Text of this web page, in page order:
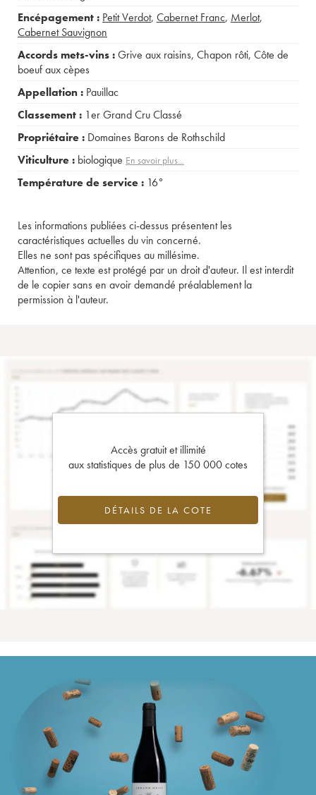
Encépagement : Petit Verdot, Cabernet Franc, Merlot,
Cabernet Sauvignon
Accords mets-vins :Grive aux raisins, Chapon rôti, Côte de
boeuf aux cèpes
Appellation : Pauillac
Classement : 1er Grand Cru Classé
Propriétaire : Domaines Barons de Rothschild
Viticulture : biologique En savoir plus...
Température de service : 16°
Les informations publiées ci-dessus présentent les
caractéristiques actuelles du vin concerné.
Elles ne sont pas spécifiques au millésime.
Attention, ce texte est protégé par un droit d'auteur. Il est interdit
de le copier sans en avoir demandé préalablement la
permission à l'auteur.
Accès gratuit et illimité
aux statistiques de plus de 150 000 cotes
DÉTAILS DE LA COTE